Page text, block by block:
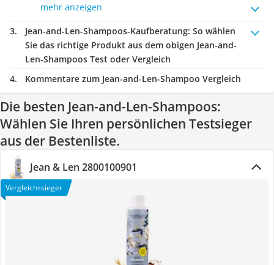
mehr anzeigen
Jean-and-Len-Shampoos-Kaufberatung: So wählen
Sie das richtige Produkt aus dem obigen Jean-and-
Len-Shampoos Test oder Vergleich
Kommentare zum Jean-and-Len-Shampoo Vergleich
Die besten Jean-and-Len-Shampoos:
Wählen Sie Ihren persönlichen Testsieger
aus der Bestenliste.
Jean & Len 2800100901
Vergleichssieger